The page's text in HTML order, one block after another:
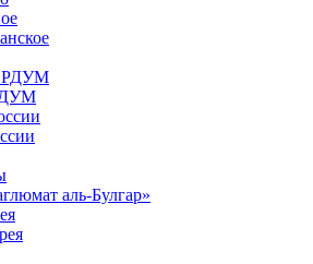
РДУМ
аль-Булгар»